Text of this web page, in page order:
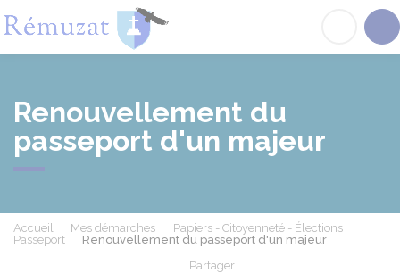
Renouvellement du
passeport d'un majeur
Accueil Mes démarches
Papiers - Citoyenneté - Élections
Passeport
Renouvellement du passeport d'un majeur
Partager